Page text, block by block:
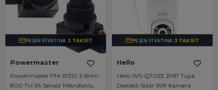
PEŞIN FIYATINA3 TAKSIT
Powermaster
Powermaster PM-19310 3.6Mm
800 Tvl 1/4 Sensör Mikrofonlu
PEŞIN FIYATINA3 TAKSIT
Hello
Hello WS-Q702E 2MP Tuya
Destekli Solar Wifi Kamera